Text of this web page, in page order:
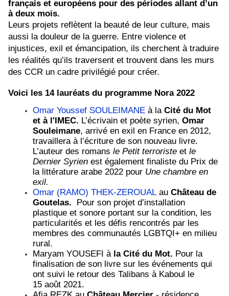
français et européens pour des périodes allant d’un
à deux mois.
Leurs projets reflètent la beauté de leur culture, mais
aussi la douleur de la guerre. Entre violence et
injustices, exil et émancipation, ils cherchent à traduire
les réalités qu’ils traversent et trouvent dans les murs
des CCR un cadre privilégié pour créer.
Voici les 14 lauréats du programme Nora 2022
Omar Youssef SOULEIMANE à la Cité du Mot
et à l'IMEC. L’écrivain et poète syrien, Omar
Souleimane, arrivé en exil en France en 2012,
travaillera à l’écriture de son nouveau livre.
L’auteur des romans le Petit terroriste et le
Dernier Syrien est également finaliste du Prix de
la littérature arabe 2022 pour Une chambre en
exil.
Omar (RAMO) THEK-ZEROUAL au Château de
Goutelas.
Pour son projet d’installation
plastique et sonore portant sur la condition, les
particularités et les défis rencontrés par les
membres des communautés LGBTQI+ en milieu
rural.
Maryam YOUSEFI à la Cité du Mot. Pour la
finalisation de son livre sur les événements qui
ont suivi le retour des Talibans à Kaboul le
15 août 2021.